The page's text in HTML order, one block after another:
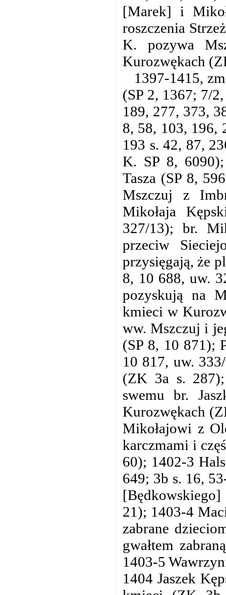
[Marek] i
roszczenia
K. pozywa
Kurozwękach
1397-1415,
(SP 2, 1367; 7/
189, 277, 373,
8, 58, 103, 196,
193 s. 42, 87,
K. SP 8,
Tasza (SP 8,
Mszczuj z
Mikołaja
327/13); br.
przeciw
przysięgają, że
8, 10 688, uw.
pozyskują na
kmieci w
ww. Mszczuj i
(SP 8, 10 871);
10 817, uw.
(ZK 3a s.
swemu br.
Kurozwękach
Mikołajowi z
karczmami i
60); 1402-3
649; 3b s. 16,
21); 1403-4
zabrane
gwałtem
1403-5
1404 Jaszek